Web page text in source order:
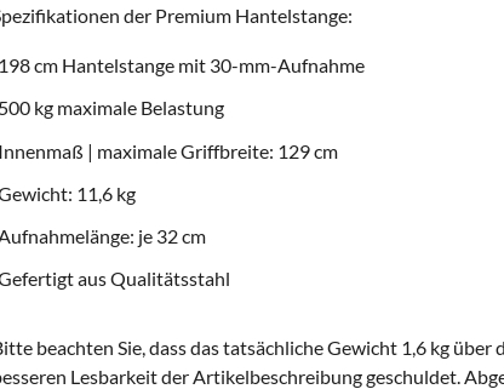
der Premium Hantelstange:
cm Hantelstange mit 30-mm-Aufnahme
kg maximale Belastung
| maximale Griffbreite: 129 cm
11,6 kg
je 32 cm
aus Qualitätsstahl
beachten Sie, dass das tatsächliche Gewicht 1,6 kg
Lesbarkeit der Artikelbeschreibung geschuldet.